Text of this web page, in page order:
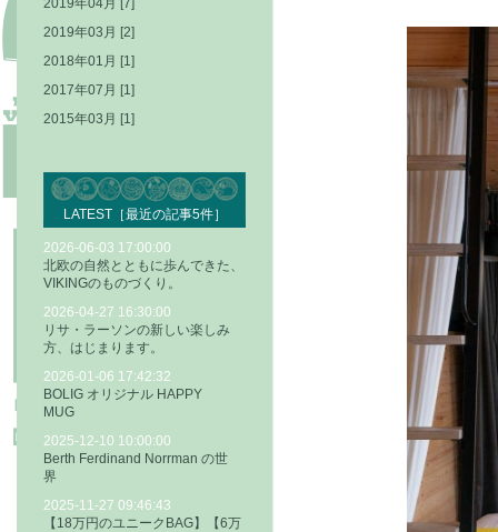
2019年04月 [7]
2019年03月 [2]
2018年01月 [1]
2017年07月 [1]
2015年03月 [1]
LATEST［最近の記事5件］
2026-06-03 17:00:00
北欧の自然とともに歩んできた、
VIKINGのものづくり。
2026-04-27 16:30:00
リサ・ラーソンの新しい楽しみ
方、はじまります。
2026-01-06 17:42:32
BOLIG オリジナル HAPPY
MUG
2025-12-10 10:00:00
Berth Ferdinand Norrman の世
界
2025-11-27 09:46:43
【18万円のユニークBAG】【6万